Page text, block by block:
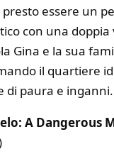
presto essere un
con una doppia
Gina e la sua
il quartiere
di paura e inganni.
A Dangerous